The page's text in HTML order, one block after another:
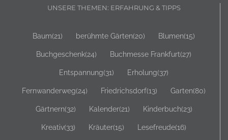
UNSERE THEMEN: ERFAHRUNG & TIPPS
Baum(21) berühmte Gärten(20) Blumen(15)
Buchgeschenk(24) Buchmesse Frankfurt(27)
Entspannung(31) Erholung(37)
Fernwanderweg(24) Friedrichsdorf(13) Garten(80)
Gärtnern(32) Kalender(21) Kinderbuch(23)
Kreativ(33) Kräuter(15) Lesefreude(16)